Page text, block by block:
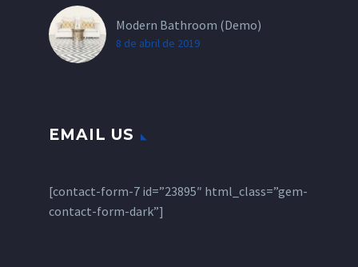
Modern Bathroom (Demo)
8 de abril de 2019
EMAIL US
[contact-form-7 id=”23895″ html_class=”gem-
contact-form-dark”]